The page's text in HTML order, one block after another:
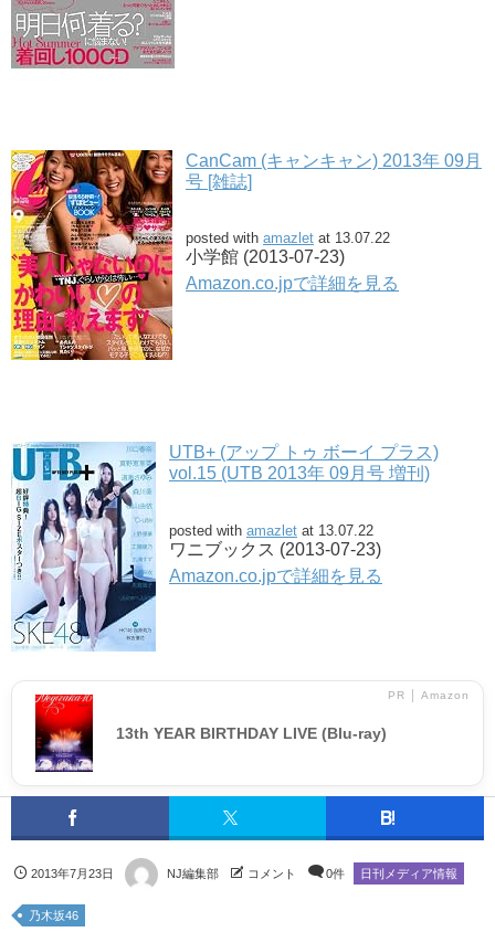
CanCam (キャンキャン) 2013年 09月
号 [雑誌]
posted with amazlet at 13.07.22
小学館 (2013-07-23)
Amazon.co.jpで詳細を見る
UTB+ (アップ トゥ ボーイ プラス)
vol.15 (UTB 2013年 09月号 増刊)
posted with amazlet at 13.07.22
ワニブックス (2013-07-23)
Amazon.co.jpで詳細を見る
PR │ Amazon
13th YEAR BIRTHDAY LIVE (Blu-ray)
2013年7月23日 NJ編集部 コメント 0件 日刊メディア情報
乃木坂46